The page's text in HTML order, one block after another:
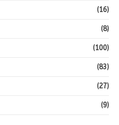
(16)
(8)
(100)
(83)
(27)
(9)